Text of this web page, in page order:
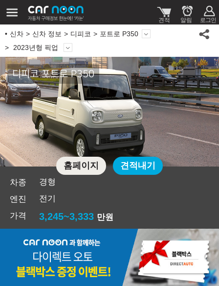
신차 신차 정보 디피코
포트로 P350
2023년형 픽업
디피코 포트로 P350
차종
경형
엔진
전기
가격
3,245~3,333 만원
홈페이지 견적내기